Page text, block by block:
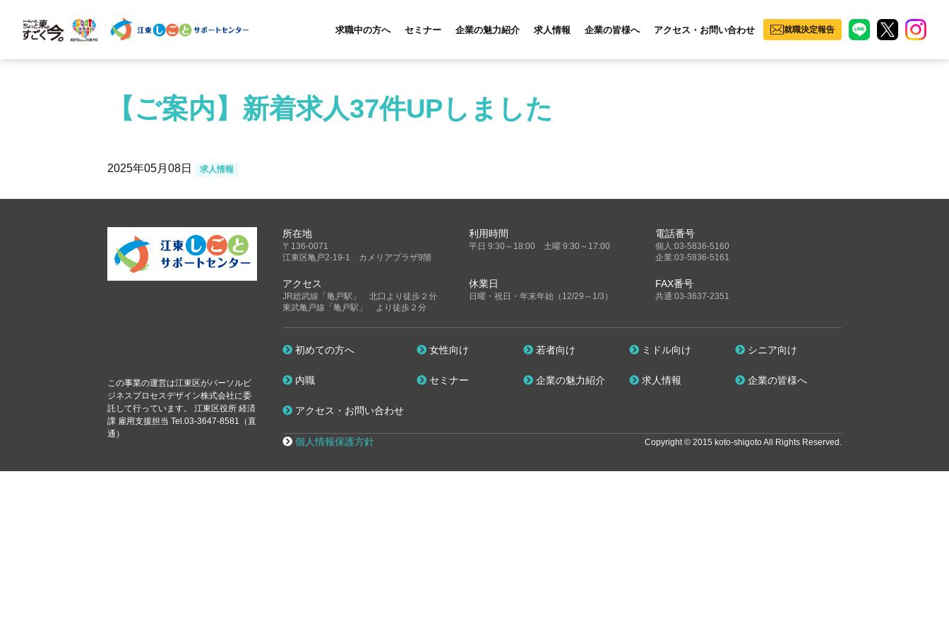
求職中の方へ セミナー 企業の魅力紹介 求人情報 企業の皆様へ アクセス・お問い合わせ 就職決定報告
【ご案内】新着求人37件UPしました
2025年05月08日 求人情報
この事業の運営は江東区がパーソルビ
ジネスプロセスデザイン株式会社に委
託して行っています。 江東区役所 経済
課 雇用支援担当 Tel.03-3647-8581（直
通）
所在地
〒136-0071
江東区亀戸2-19-1 カメリアプラザ9階
利用時間
平日 9:30～18:00 土曜 9:30～17:00
電話番号
個人:03-5836-5160
企業:03-5836-5161
アクセス
JR総武線「亀戸駅」 北口より徒歩２分
東武亀戸線「亀戸駅」 より徒歩２分
休業日
日曜・祝日・年末年始（12/29～1/3）
FAX番号
共通:03-3637-2351
初めての方へ 女性向け 若者向け ミドル向け シニア向け
内職 セミナー 企業の魅力紹介 求人情報 企業の皆様へ
アクセス・お問い合わせ
個人情報保護方針 Copyright © 2015 koto-shigoto All Rights Reserved.